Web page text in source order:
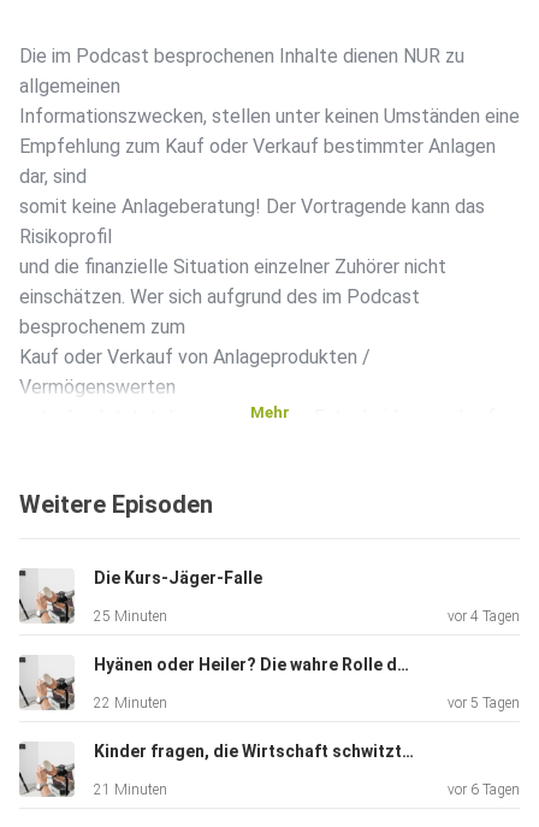
Die im Podcast besprochenen Inhalte dienen NUR zu
allgemeinen
Informationszwecken, stellen unter keinen Umständen eine
Empfehlung zum Kauf oder Verkauf bestimmter Anlagen
dar, sind
somit keine Anlageberatung! Der Vortragende kann das
Risikoprofil
und die finanzielle Situation einzelner Zuhörer nicht
einschätzen. Wer sich aufgrund des im Podcast
besprochenem zum
Kauf oder Verkauf von Anlageprodukten /
Vermögenswerten
entscheidet, tut diese aus eigener Entscheidung und auf
haften, wenn
Anlageentscheidungen
treffen und dadurch Verluste erleiden
Mehr
Weitere Episoden
Die Kurs-Jäger-Falle
25 Minuten vor 4 Tagen
Hyänen oder Heiler? Die wahre Rolle der Hedgefonds
22 Minuten vor 5 Tagen
Kinder fragen, die Wirtschaft schwitzt: „The Big Short“ im Realitätscheck
21 Minuten vor 6 Tagen